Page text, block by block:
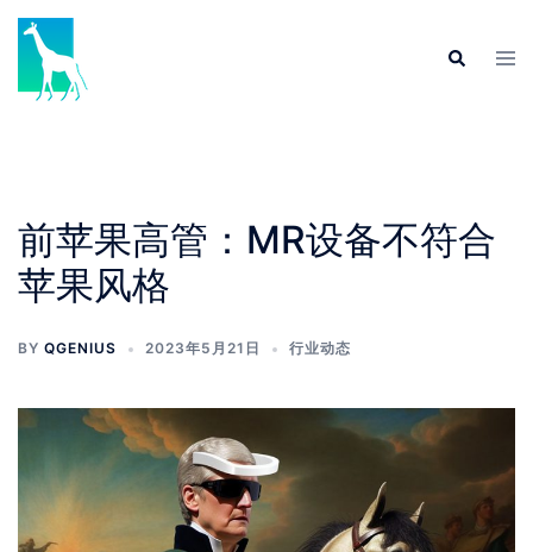
前苹果高管：MR设备不符合
苹果风格
BY QGENIUS 2023年5月21日 行业动态